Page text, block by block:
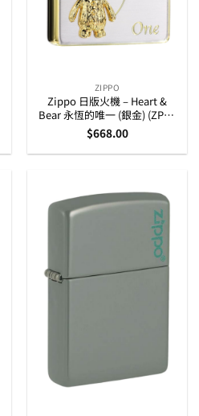
ZIPPO
Zippo 日版火機 – Heart &
Bear 永恆的唯一 (銀金) (ZPO-
ZBT-3-165A)
$668.00